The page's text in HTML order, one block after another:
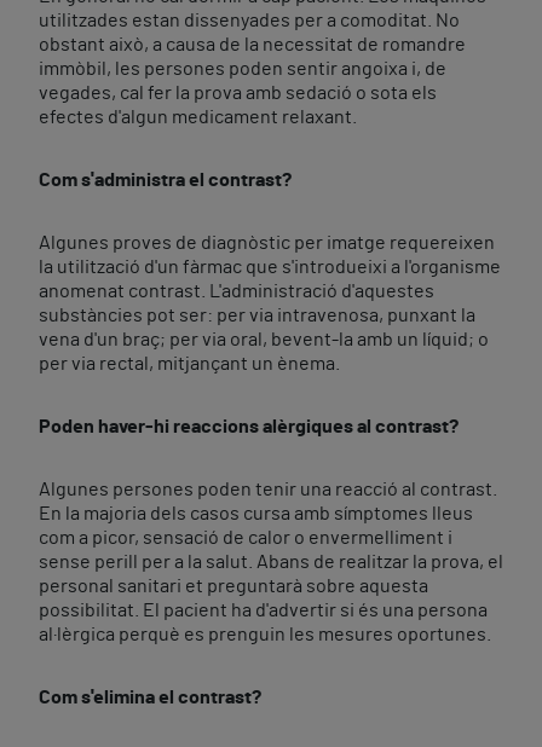
utilitzades estan dissenyades per a comoditat. No
obstant això, a causa de la necessitat de romandre
immòbil, les persones poden sentir angoixa i, de
vegades, cal fer la prova amb sedació o sota els
efectes d'algun medicament relaxant.
Com s'administra el contrast?
Algunes proves de diagnòstic per imatge requereixen
la utilització d'un fàrmac que s'introdueixi a l'organisme
anomenat contrast. L'administració d'aquestes
substàncies pot ser: per via intravenosa, punxant la
vena d'un braç; per via oral, bevent-la amb un líquid; o
per via rectal, mitjançant un ènema.
Poden haver-hi reaccions alèrgiques al contrast?
Algunes persones poden tenir una reacció al contrast.
En la majoria dels casos cursa amb símptomes lleus
com a picor, sensació de calor o envermelliment i
sense perill per a la salut. Abans de realitzar la prova, el
personal sanitari et preguntarà sobre aquesta
possibilitat. El pacient ha d'advertir si és una persona
al·lèrgica perquè es prenguin les mesures oportunes.
Com s'elimina el contrast?